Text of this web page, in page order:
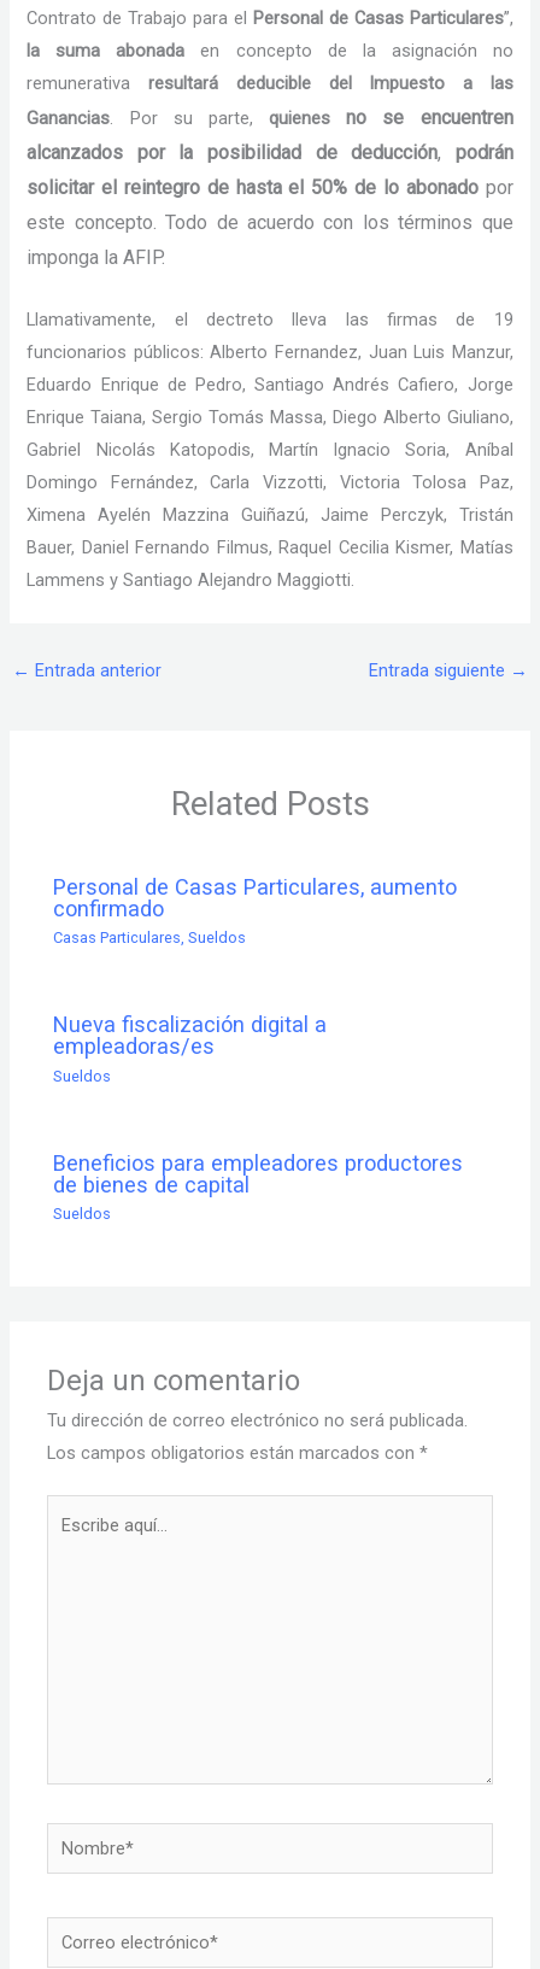
Contrato de Trabajo para el
Personal de Casas Particulares”,
la suma abonada en concepto de la asignación no
remunerativaresultará deducible del Impuesto a las
Ganancias. Por su parte,quienes no se encuentren
alcanzados por la posibilidad de deducción, podrán
solicitar el reintegro de hasta el 50% de lo abonadopor
este concepto. Todo de acuerdo con los términos que
imponga la AFIP.
Llamativamente, el dectreto lleva las firmas de 19
funcionarios públicos: Alberto Fernandez, Juan Luis Manzur,
Eduardo Enrique de Pedro, Santiago Andrés Cafiero, Jorge
Enrique Taiana, Sergio Tomás Massa, Diego Alberto Giuliano,
Gabriel Nicolás Katopodis, Martín Ignacio Soria, Aníbal
Domingo Fernández, Carla Vizzotti, Victoria Tolosa Paz,
Ximena Ayelén Mazzina Guiñazú, Jaime Perczyk, Tristán
Bauer, Daniel Fernando Filmus, Raquel Cecilia Kismer, Matías
Lammens y Santiago Alejandro Maggiotti.
← Entrada anterior Entrada siguiente →
Related Posts
Personal de Casas Particulares, aumento
confirmado
Casas Particulares,Sueldos
Nueva fiscalización digital a
empleadoras/es
Sueldos
Beneficios para empleadores productores
de bienes de capital
Sueldos
Deja un comentario
Tu dirección de correo electrónico no será publicada.
Los campos obligatorios están marcados con*
Nombre*
Correo
electrónico*